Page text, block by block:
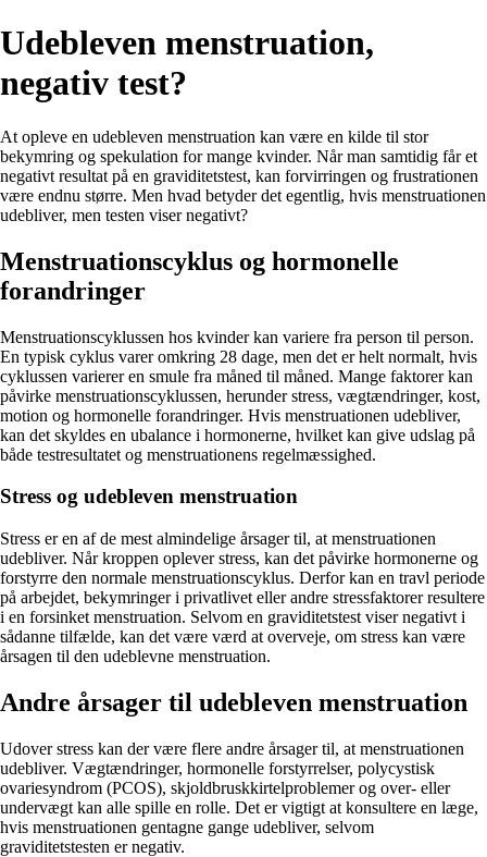
Udebleven menstruation,
negativ test?
At opleve en udebleven menstruation kan være en kilde til stor
bekymring og spekulation for mange kvinder. Når man samtidig får et
negativt resultat på en graviditetstest, kan forvirringen og frustrationen
være endnu større. Men hvad betyder det egentlig, hvis menstruationen
udebliver, men testen viser negativt?
Menstruationscyklus og hormonelle
forandringer
Menstruationscyklussen hos kvinder kan variere fra person til person.
En typisk cyklus varer omkring 28 dage, men det er helt normalt, hvis
cyklussen varierer en smule fra måned til måned. Mange faktorer kan
påvirke menstruationscyklussen, herunder stress, vægtændringer, kost,
motion og hormonelle forandringer. Hvis menstruationen udebliver,
kan det skyldes en ubalance i hormonerne, hvilket kan give udslag på
både testresultatet og menstruationens regelmæssighed.
Stress og udebleven menstruation
Stress er en af de mest almindelige årsager til, at menstruationen
udebliver. Når kroppen oplever stress, kan det påvirke hormonerne og
forstyrre den normale menstruationscyklus. Derfor kan en travl periode
på arbejdet, bekymringer i privatlivet eller andre stressfaktorer resultere
i en forsinket menstruation. Selvom en graviditetstest viser negativt i
sådanne tilfælde, kan det være værd at overveje, om stress kan være
årsagen til den udeblevne menstruation.
Andre årsager til udebleven menstruation
Udover stress kan der være flere andre årsager til, at menstruationen
udebliver. Vægtændringer, hormonelle forstyrrelser, polycystisk
ovariesyndrom (PCOS), skjoldbruskkirtelproblemer og over- eller
undervægt kan alle spille en rolle. Det er vigtigt at konsultere en læge,
hvis menstruationen gentagne gange udebliver, selvom
graviditetstesten er negativ.